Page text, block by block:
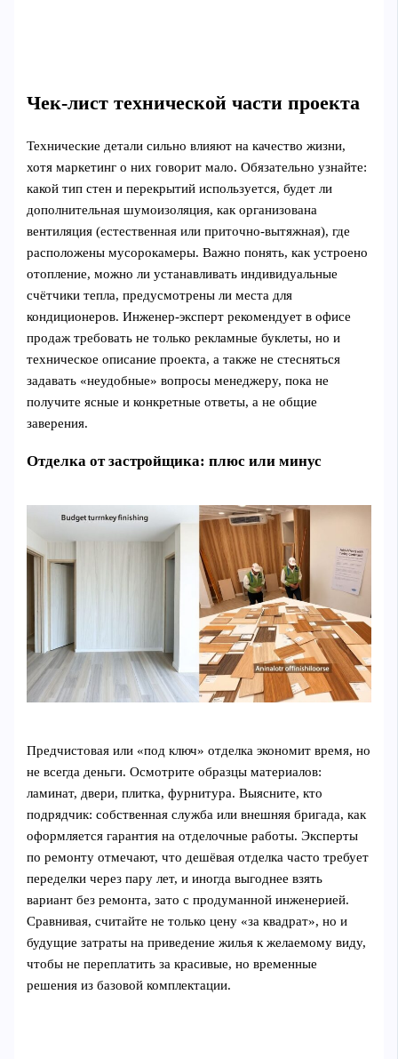
Чек-лист технической части проекта
Технические детали сильно влияют на качество жизни,
хотя маркетинг о них говорит мало. Обязательно узнайте:
какой тип стен и перекрытий используется, будет ли
дополнительная шумоизоляция, как организована
вентиляция (естественная или приточно‑вытяжная), где
расположены мусорокамеры. Важно понять, как устроено
отопление, можно ли устанавливать индивидуальные
счётчики тепла, предусмотрены ли места для
кондиционеров. Инженер‑эксперт рекомендует в офисе
продаж требовать не только рекламные буклеты, но и
техническое описание проекта, а также не стесняться
задавать «неудобные» вопросы менеджеру, пока не
получите ясные и конкретные ответы, а не общие
заверения.
Отделка от застройщика: плюс или минус
Предчистовая или «под ключ» отделка экономит время, но
не всегда деньги. Осмотрите образцы материалов:
ламинат, двери, плитка, фурнитура. Выясните, кто
подрядчик: собственная служба или внешняя бригада, как
оформляется гарантия на отделочные работы. Эксперты
по ремонту отмечают, что дешёвая отделка часто требует
переделки через пару лет, и иногда выгоднее взять
вариант без ремонта, зато с продуманной инженерией.
Сравнивая, считайте не только цену «за квадрат», но и
будущие затраты на приведение жилья к желаемому виду,
чтобы не переплатить за красивые, но временные
решения из базовой комплектации.